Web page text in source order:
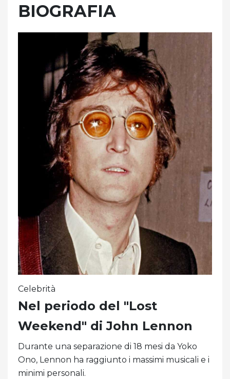
BIOGRAFIA
Celebrità
Nel periodo del "Lost
Weekend" di John Lennon
Durante una separazione di 18 mesi da Yoko
Ono, Lennon ha raggiunto i massimi musicali e i
minimi personali.